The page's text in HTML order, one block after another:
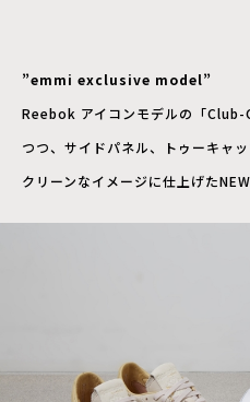
”emmi exclusive model”
Reebok アイコンモデルの「Club-
つつ、サイドパネル、トゥーキャ
クリーンなイメージに仕上げたNEW